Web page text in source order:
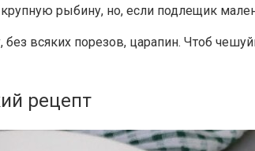
рыбину, но, если подлещик
всяких порезов, царапин. Чтоб
рецепт